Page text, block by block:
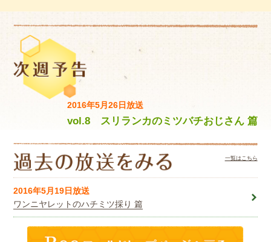
2016年5月26日放送
vol.8 スリランカのミツバチおじさん 篇
一覧はこちら
2016年5月19日放送
ワンニヤレットのハチミツ採り 篇